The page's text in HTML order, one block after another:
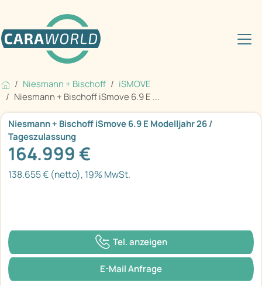
Niesmann + Bischoff
iSMOVE
Niesmann + Bischoff iSmove 6.9 E ...
Niesmann + Bischoff iSmove 6.9 E Modelljahr 26 /
Tageszulassung
164.999 €
138.655 € (netto), 19% MwSt.
Tel. anzeigen
E-Mail Anfrage